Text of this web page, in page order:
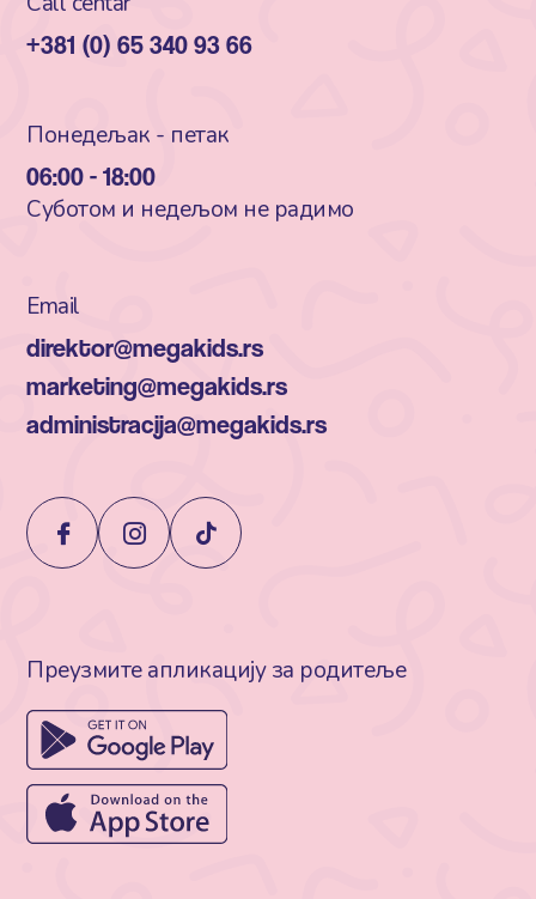
+381 (0) 65 340 93 66
Понедељак - петак
06:00 - 18:00
Суботом и недељом не радимо
Email
direktor@megakids.rs
marketing@megakids.rs
administracija@megakids.rs
Преузмите апликацију за родитеље